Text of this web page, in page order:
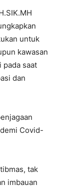
untuk
kawasan
pada saat
dan
Covid-
tak
imbauan